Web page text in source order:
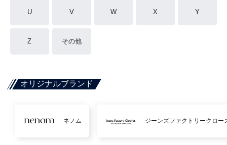
U V W X Y
Z その他
オリジナルブランド
ネノム ジーンズファクトリークロー